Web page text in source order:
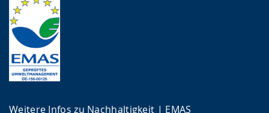
Weitere Infos zu Nachhaltigkeit | EMAS